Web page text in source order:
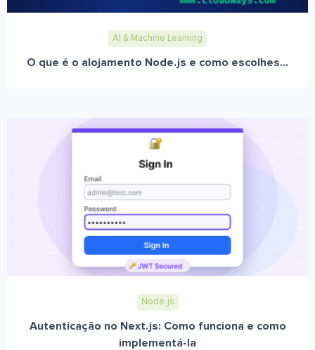
AI & Machine Learning
O que é o alojamento Node.js e como escolhes...
Node.js
Autenticação no Next.js: Como funciona e como
implementá-la